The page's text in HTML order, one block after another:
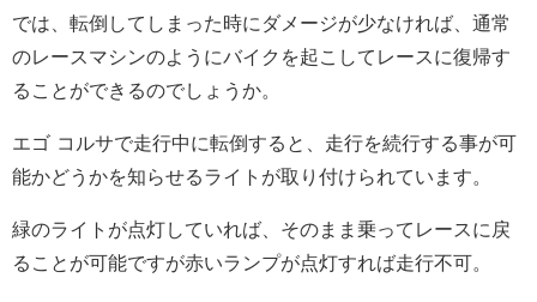
では、転倒してしまった時にダメージが少なければ、通常
のレースマシンのようにバイクを起こしてレースに復帰す
ることができるのでしょうか。
エゴ コルサで走行中に転倒すると、走行を続行する事が可
能かどうかを知らせるライトが取り付けられています。
緑のライトが点灯していれば、そのまま乗ってレースに戻
ることが可能ですが赤いランプが点灯すれば走行不可。